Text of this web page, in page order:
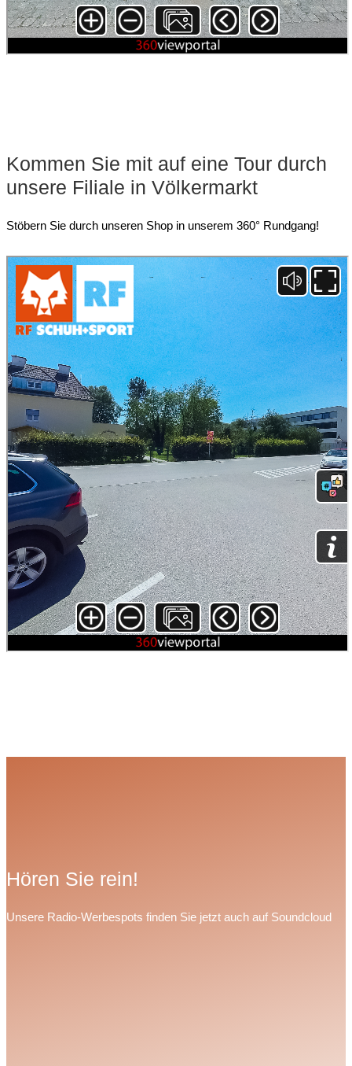
Kommen Sie mit auf eine Tour durch
unsere Filiale in Völkermarkt
Stöbern Sie durch unseren Shop in unserem 360° Rundgang!
Hören Sie rein!
Unsere Radio-Werbespots finden Sie jetzt auch auf Soundcloud